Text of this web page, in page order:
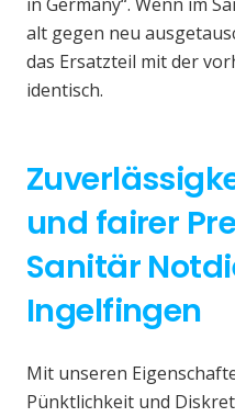
alt gegen neu
das Ersatzteil mit der
identisch.
und fairer
Sanitär
Ingelfingen
Mit unseren
Pünktlichkeit und